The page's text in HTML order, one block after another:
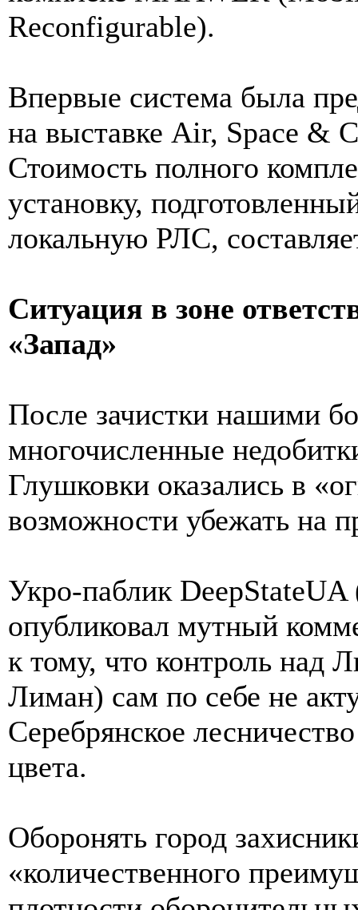
Reconfigurable).
Впервые система была
на выставке Air, Space &
Стоимость полного
установку,
локальную РЛС,
Ситуация в зоне
«Запад»
После зачистки нашими
многочисленные
Глушковки оказались в
возможности убежать на
Укро-паблик
опубликовал мутный
к тому, что контроль
Лиман) сам по себе не
Серебрянское
цвета.
Оборонять город
«количественного